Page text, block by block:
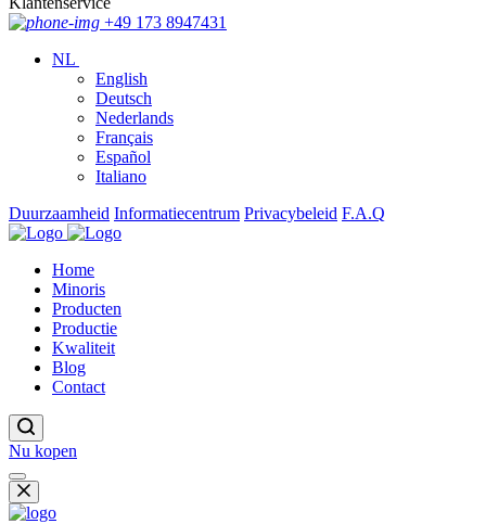
+49 173 8947431
NL
English
Deutsch
Nederlands
Français
Español
Italiano
Duurzaamheid Informatiecentrum Privacybeleid F.A.Q
Home
Minoris
Producten
Productie
Kwaliteit
Blog
Contact
Nu kopen